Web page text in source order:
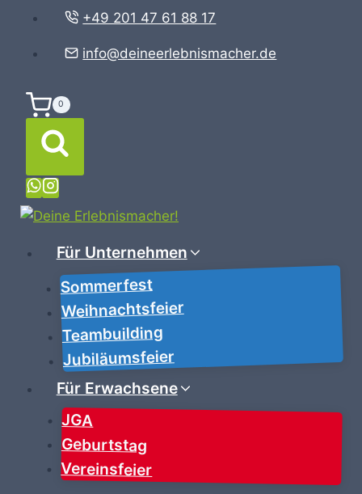
springen
+49 201 47 61 88 17
info@deineerlebnismacher.de
0
Für Unternehmen
Sommerfest
Weihnachtsfeier
Teambuilding
Jubiläumsfeier
Für Erwachsene
JGA
Geburtstag
Vereinsfeier